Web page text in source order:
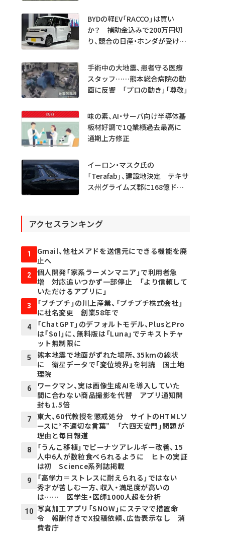
BYDの軽EV「RACCO」は買い
か？ 補助金込みで200万円切
り、競合の日産・ホンダが受ける
手術中の大地震、患者守る医療
スタッフ……熊本総合病院の動
画に反響 「プロの動き」「尊敬」
味の素、AI・サーバ向け半導体基
板材好調で1Q業績過去最高に
通期上方修正
イーロン・マスク氏の
「Terafab」、建設地決定 テキサ
ス州グライムズ郡に168億ドル
アクセスランキング
1
Gmail、他社メアドを送信元にできる機能を廃
止へ
2
個人開発「家系ラーメンマニア」で利用者急
増 対応追いつかず一部停止 「より信頼して
いただけるアプリに」
3
「プチプチ」の川上産業、「プチプチ株式会社」
に社名変更 創業58年で
4
「ChatGPT」のデフォルトモデル、PlusとPro
は「Sol」に、無料版は「Luna」でテキストチャ
ット無制限に
5
熊本地震で地面がずれた場所、35kmの線状
に 衛星データで「変位境界」を判読 国土地
理院
6
ワークマン、実は画像生成AIを導入していた
間に合わない商品撮影を代替 アプリ通知開
封も1.5倍
7
東大、60代教授を懲戒処分 サイトのHTMLソ
ースに“不適切な言葉” 「六四天安門」問題が
理由と毎日報道
8
「うんこ移植」でピーナツアレルギー改善、15
人中6人が数粒食べられるように ヒトの実証
は初 Science系列誌掲載
9
「高学力＝ストレスに耐えられる」ではない
秀才が苦しむ一方、収入・満足度が高いの
は…… 医学生・医師1000人超を分析
10 写真加工アプリ「SNOW」にステマで措置命
令 報酬付きでX投稿依頼、広告表示なし 消
費者庁